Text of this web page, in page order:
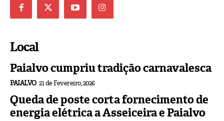
Local
Paialvo cumpriu tradição carnavalesca
PAIALVO 21 de Fevereiro, 2026
Queda de poste corta fornecimento de
energia elétrica a Asseiceira e Paialvo